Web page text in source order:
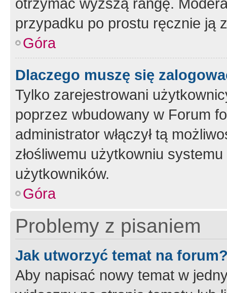
przypadku po prostu ręcznie ją
Góra
Dlaczego muszę się
Tylko zarejestrowani
poprzez wbudowany w Forum
administrator włączył tą
złośliwemu użytkowniu
użytkowników.
Góra
Problemy z pisaniem
Jak utworzyć temat na
Aby napisać nowy temat w